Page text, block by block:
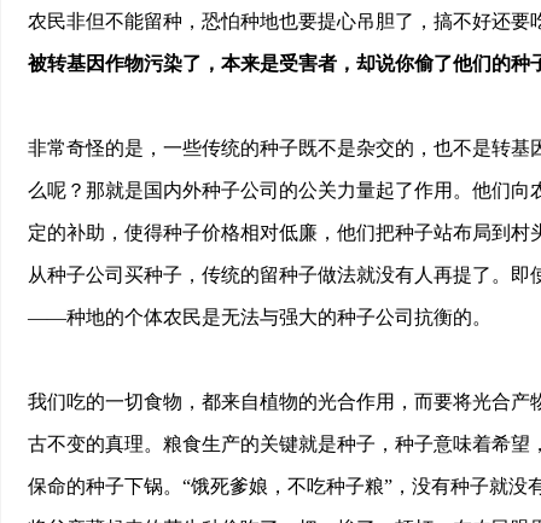
农民非但不能留种，恐怕种地也要提心吊胆了，搞不好还
被转基因作物污染了，本来是受害者，却说你偷了他们的种
非常奇怪的是，一些传统的种子既不是杂交的，也不是转
么呢？那就是国内外种子公司的公关力量起了作用。他们
定的补助，使得种子价格相对低廉，他们把种子站布局到
从种子公司买种子，传统的留种子做法就没有人再提了。
——种地的个体农民是无法与强大的种子公司抗衡的。
我们吃的一切食物，都来自植物的光合作用，而要将光合
古不变的真理。粮食生产的关键就是种子，种子意味着希
保命的种子下锅。“饿死爹娘，不吃种子粮”，没有种子就